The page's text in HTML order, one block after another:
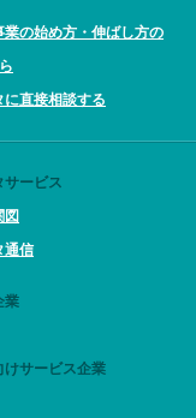
業の始め方・伸ばし方の
に直接相談する
サービス
図
通信
業
けサービス企業